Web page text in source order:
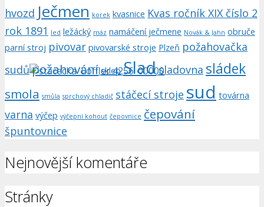
hvozd Ječmen korek kvasnice Kvas ročník XIX číslo 2
rok 1891 led ležácký máz namáčení ječmene Novák & Jahn obruče
parní stroj pivovar pivovarské stroje Plzeň požahovačka
sudů požahování sklep Slad sladovna sládek
smola smůla sprchový chladič stáčecí stroje sud továrna
varna výčep výčepní kohout čepovnice čepování
špuntovnice
Nejnovější komentáře
Stránky